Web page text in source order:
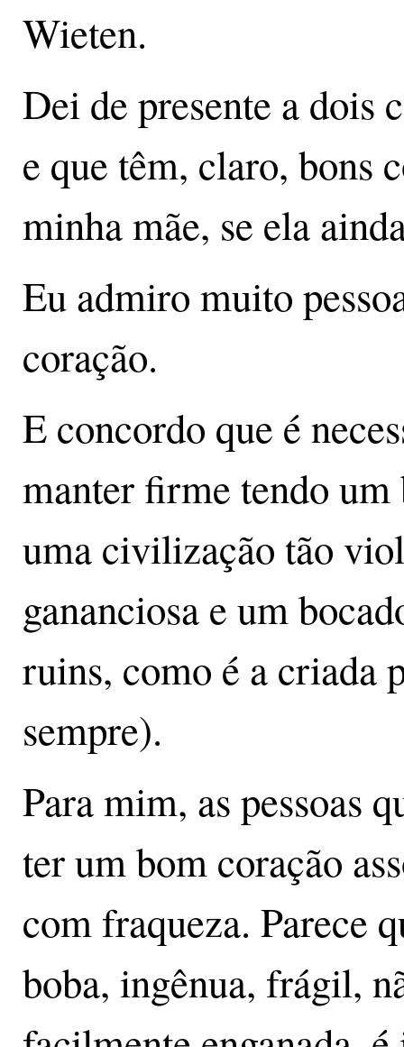
Wieten.
Dei de presente a dois
e que têm, claro, bons
minha mãe, se ela
Eu admiro muito
coração.
E concordo que é
manter firme tendo
uma civilização tão
gananciosa e um
ruins, como é a criada
sempre).
Para mim, as pessoas
ter um bom coração
com fraqueza. Parece
boba, ingênua, frágil,